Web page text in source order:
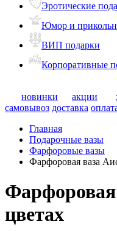
Эротические
Юмор и
ВИП подарки
Корпоративные
новинки акции
самовывоз доставка
Главная
Подарочные вазы
Фарфоровые вазы
Фарфоровая ваза
цветах